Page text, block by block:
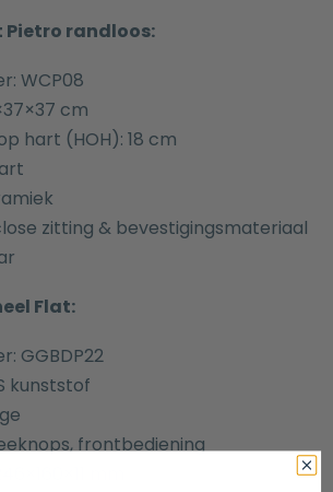
randloos:
WCP08
cm
hart (HOH): 18 cm
zitting & bevestigingsmateriaal
Flat:
GGBDP22
kunststof
frontbediening